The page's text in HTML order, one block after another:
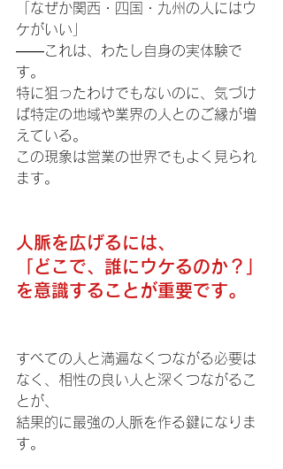
「なぜか関西・四国・九州の人にはウ
ケがいい」
——これは、わたし自身の実体験で
す。
特に狙ったわけでもないのに、気づけ
ば特定の地域や業界の人とのご縁が増
えている。
この現象は営業の世界でもよく見られ
ます。
人脈を広げるには、
「どこで、誰にウケるのか？」
を意識することが重要です。
すべての人と満遍なくつながる必要は
なく、相性の良い人と深くつながるこ
とが、
結果的に最強の人脈を作る鍵になりま
す。